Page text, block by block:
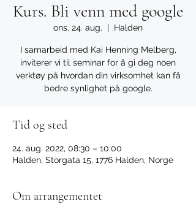
Kurs. Bli venn med google
ons. 24. aug.
  |
Halden
I samarbeid med Kai Henning Melberg,
inviterer vi til seminar for å gi deg noen
verktøy på hvordan din virksomhet kan få
bedre synlighet på google.
Tid og sted
24. aug. 2022, 08:30 – 10:00
Halden, Storgata 15, 1776 Halden, Norge
Om arrangementet